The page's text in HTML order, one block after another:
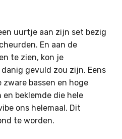
uurtje aan zijn set bezig
En aan de
te zien, kon je
gevuld zou zijn. Eens
zware bassen en hoge
en beklemde die hele
ons helemaal. Dit
te worden.